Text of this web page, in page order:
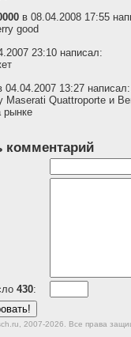
в 08.04.2008 17:55
good
23:10 написал:
04.04.2007 13:27 написал:
Quattroporte и
рынке
комментарий
430:
2007-2026. Все права